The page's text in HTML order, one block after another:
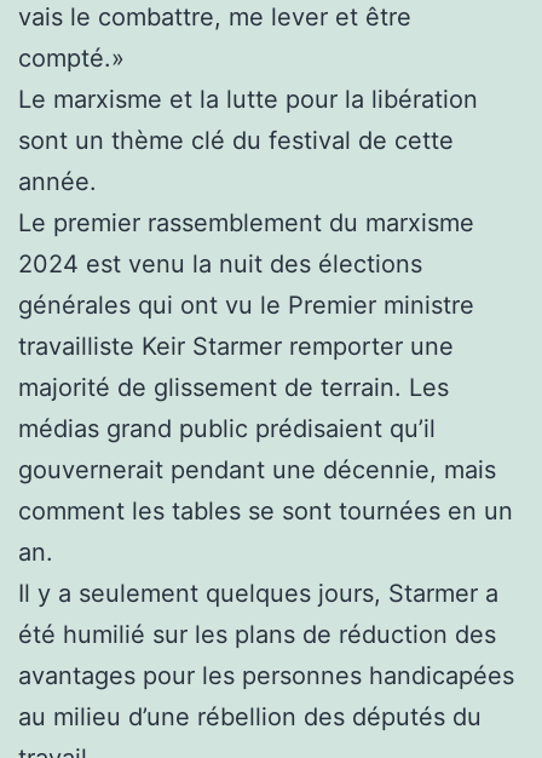
vais le combattre, me lever et être
compté.»
Le marxisme et la lutte pour la libération
sont un thème clé du festival de cette
année.
Le premier rassemblement du marxisme
2024 est venu la nuit des élections
générales qui ont vu le Premier ministre
travailliste Keir Starmer remporter une
majorité de glissement de terrain. Les
médias grand public prédisaient qu’il
gouvernerait pendant une décennie, mais
comment les tables se sont tournées en un
an.
Il y a seulement quelques jours, Starmer a
été humilié sur les plans de réduction des
avantages pour les personnes handicapées
au milieu d’une rébellion des députés du